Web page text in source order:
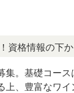
報の下からお
集。基礎コース
上、豊富なワイ